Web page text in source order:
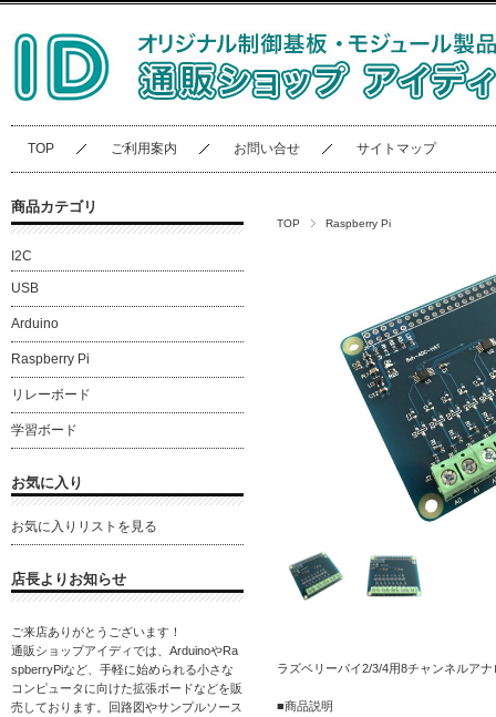
TOP ご利用案内 お問い合せ サイトマップ
TOP Raspberry Pi
ラズベリーパイ2/3/4用8チャンネルア
■商品説明
商品カテゴリ
I2C
USB
Arduino
Raspberry Pi
リレーボード
学習ボード
お気に入り
お気に入りリストを見る
店長よりお知らせ
ご来店ありがとうございます！
通販ショップアイディでは、ArduinoやRa
spberryPiなど、手軽に始められる小さな
コンピュータに向けた拡張ボードなどを販
売しております。回路図やサンプルソース